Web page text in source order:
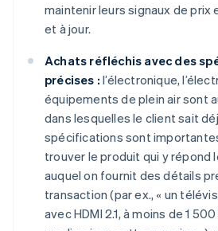
maintenir leurs signaux de prix
et à jour.
Achats réfléchis avec des
précises : l’électronique,
équipements de plein air sont
dans lesquelles le client sait
spécifications sont
trouver le produit qui y répond
auquel on fournit des détails
transaction (par ex., « un
avec HDMI 2.1, à moins de 1